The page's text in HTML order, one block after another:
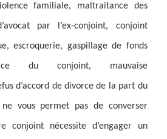
familiale, maltraitance des
par l’ex-conjoint, conjoint
escroquerie, gaspillage de fonds
du conjoint, mauvaise
d’accord de divorce de la part du
vous permet pas de converser
conjoint nécessite d’engager un